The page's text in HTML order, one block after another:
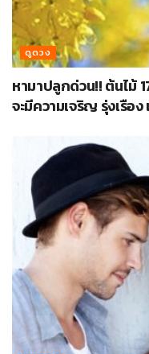
ดูดวง
หามาปลูกด่วน!! ต้นไม้
จะมีความเจริญ รุ่งเรือง